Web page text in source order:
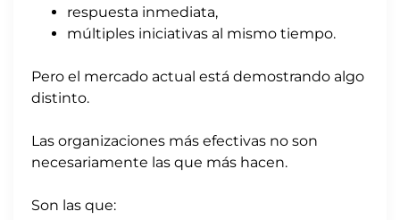
respuesta inmediata,
múltiples iniciativas al mismo tiempo.
Pero el mercado actual está demostrando algo
distinto.
Las organizaciones más efectivas no son
necesariamente las que más hacen.
Son las que: